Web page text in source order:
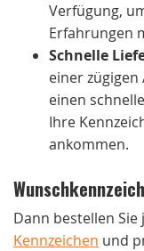
Verfügung,
Erfahrungen
Schnelle
einer
einen
Ihre
ankommen.
Dann bestellen
Kennzeichen und